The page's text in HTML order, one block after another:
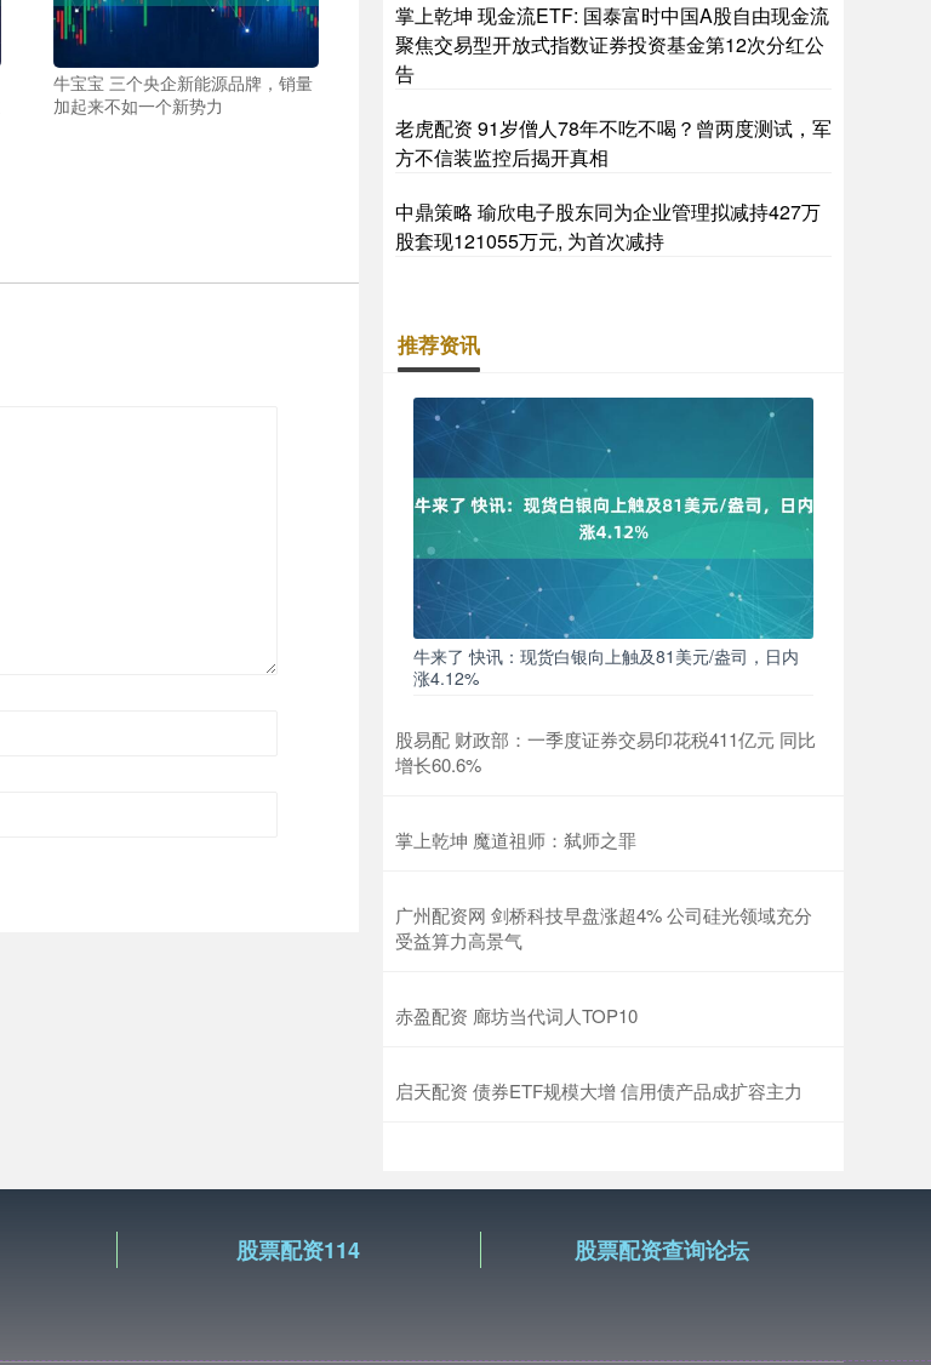
牛宝宝 三个央企新能源品牌，销量
加起来不如一个新势力
掌上乾坤 现金流ETF: 国泰富时中国A股自由现金流
聚焦交易型开放式指数证券投资基金第12次分红公
告
老虎配资 91岁僧人78年不吃不喝？曾两度测试，军
方不信装监控后揭开真相
中鼎策略 瑜欣电子股东同为企业管理拟减持427万
股套现121055万元, 为首次减持
推荐资讯
牛来了 快讯：现货白银向上触及81美元/盎司，日内
涨4.12%
股易配 财政部：一季度证券交易印花税411亿元 同比
增长60.6%
掌上乾坤 魔道祖师：弑师之罪
广州配资网 剑桥科技早盘涨超4% 公司硅光领域充分
受益算力高景气
赤盈配资 廊坊当代词人TOP10
启天配资 债券ETF规模大增 信用债产品成扩容主力
股票配资114 股票配资查询论坛